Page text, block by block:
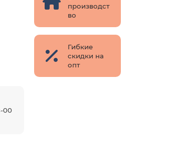
00
производст
во
Гибкие
скидки на
опт